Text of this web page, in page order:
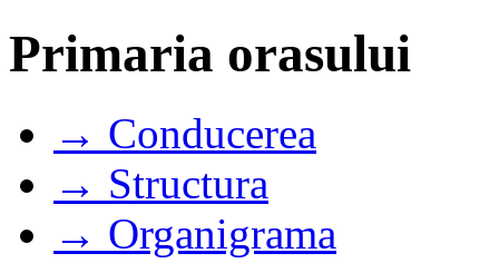
Primaria orasului
→ Conducerea
→ Structura
→ Organigrama